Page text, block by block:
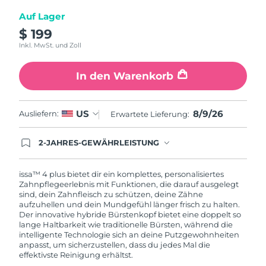
Auf Lager
$ 199
Inkl. MwSt. und Zoll
In den Warenkorb
Ausliefern: US Erwartete Lieferung: 8/9/26
2-JAHRES-GEWÄHRLEISTUNG
innerhalb eines Jahres ab Kaufdatum Anlass zur
Beanstandung deines FOREO-Produktes haben
solltest, bekommst du dieses Produkt von
FOREO gratis ersetzt.
issa™ 4 plus bietet dir ein komplettes, personalisiertes
Zahnpflegeerlebnis mit Funktionen, die darauf ausgelegt
sind, dein Zahnfleisch zu schützen, deine Zähne
aufzuhellen und dein Mundgefühl länger frisch zu halten.
Der innovative hybride Bürstenkopf bietet eine doppelt so
lange Haltbarkeit wie traditionelle Bürsten, während die
intelligente Technologie sich an deine Putzgewohnheiten
anpasst, um sicherzustellen, dass du jedes Mal die
effektivste Reinigung erhältst.